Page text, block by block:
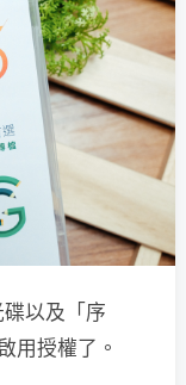
以及「序
用授權了。